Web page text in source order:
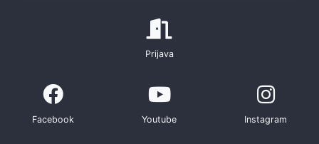
Prijava
Facebook Youtube Instagram